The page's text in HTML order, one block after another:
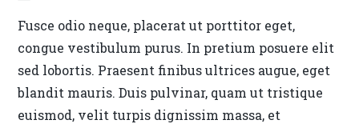
Fusce odio neque, placerat ut porttitor eget,
congue vestibulum purus. In pretium posuere elit
sed lobortis. Praesent finibus ultrices augue, eget
blandit mauris. Duis pulvinar, quam ut tristique
euismod, velit turpis dignissim massa, et